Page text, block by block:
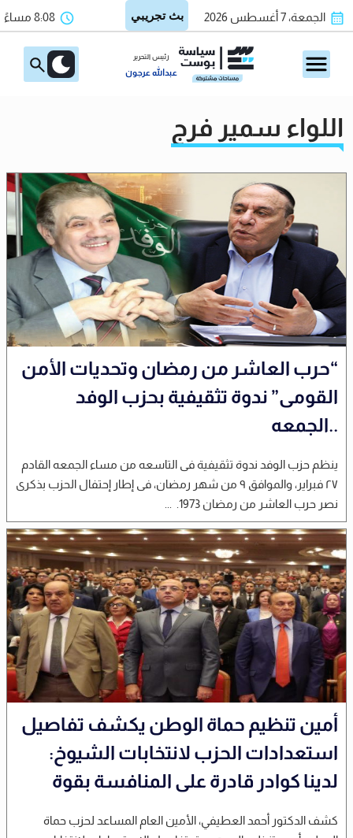
الجمعة، 7 أغسطس 2026 8:08 مساءً
رئيس التحرير
عبدالله عرجون
اللواء سمير فرج
“حرب العاشر من رمضان وتحديات الأمن
القومى” ندوة تثقيفية بحزب الوفد
..الجمعه
ينظم حزب الوفد ندوة تثقيفية فى التاسعه من مساء الجمعه القادم
٢٧ فبراير، والموافق ٩ من شهر رمضان، فى إطار إحتفال الحزب بذكرى
نصر حرب العاشر من رمضان 1973. ...
أمين تنظيم حماة الوطن يكشف تفاصيل
استعدادات الحزب لانتخابات الشيوخ:
لدينا كوادر قادرة على المنافسة بقوة
كشف الدكتور أحمد العطيفي، الأمين العام المساعد لحزب حماة